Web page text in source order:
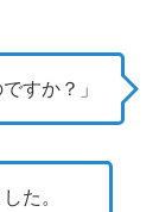
すか？」
た。